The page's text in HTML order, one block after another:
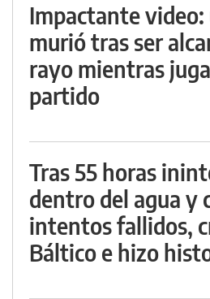
Impactante
murió tras ser
rayo mientras
partido
Tras 55 horas
dentro del agua y
intentos fallidos,
Báltico e hizo